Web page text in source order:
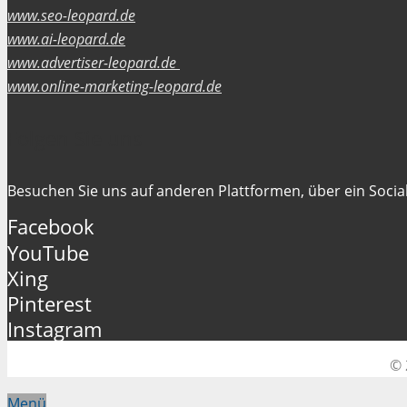
www.seo-leopard.de
www.ai-leopard.de
www.advertiser-leopard.de
www.online-marketing-leopard.de
Besuchen Sie uns auf anderen Plattformen, über ein
Facebook
YouTube
Xing
Pinterest
Instagram
©